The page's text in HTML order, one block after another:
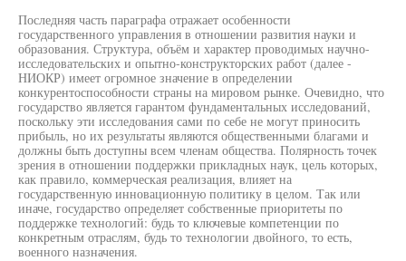
Последняя часть параграфа отражает особенности
государственного управления в отношении развития науки и
образования. Структура, объём и характер проводимых научно-
исследовательских и опытно-конструкторских работ (далее -
НИОКР) имеет огромное значение в определении
конкурентоспособности страны на мировом рынке. Очевидно, что
государство является гарантом фундаментальных исследований,
поскольку эти исследования сами по себе не могут приносить
прибыль, но их результаты являются общественными благами и
должны быть доступны всем членам общества. Полярность точек
зрения в отношении поддержки прикладных наук, цель которых,
как правило, коммерческая реализация, влияет на
государственную инновационную политику в целом. Так или
иначе, государство определяет собственные приоритеты по
поддержке технологий: будь то ключевые компетенции по
конкретным отраслям, будь то технологии двойного, то есть,
военного назначения.